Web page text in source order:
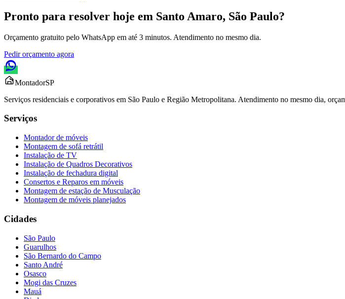
Pronto para resolver hoje em Santo Amaro, São Paulo?
Orçamento gratuito pelo WhatsApp em até 3 minutos. Atendimento no mesmo dia.
Pedir orçamento agora
MontadorSP
Serviços residenciais e corporativos em São Paulo e Região Metropolitana. Atendimento no mesmo dia,
Serviços
Montador de móveis
Montagem de sofá retrátil
Instalação de TV
Instalação de Quadros Decorativos
Instalação de fechadura digital
Consertos e Reparos em móveis
Montagem de estação de Musculação
Montagem de móveis planejados
Cidades
São Paulo
Guarulhos
São Bernardo do Campo
Santo André
Osasco
Mogi das Cruzes
Mauá